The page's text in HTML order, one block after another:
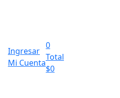
Ingresar
Mi Cuenta
0
Total
$0